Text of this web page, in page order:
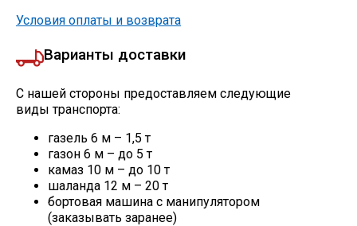
Условия оплаты и возврата
Варианты доставки
С нашей стороны предоставляем следующие
виды транспорта:
газель 6 м – 1,5 т
газон 6 м – до 5 т
камаз 10 м – до 10 т
шаланда 12 м – 20 т
бортовая машина с манипулятором
(заказывать заранее)